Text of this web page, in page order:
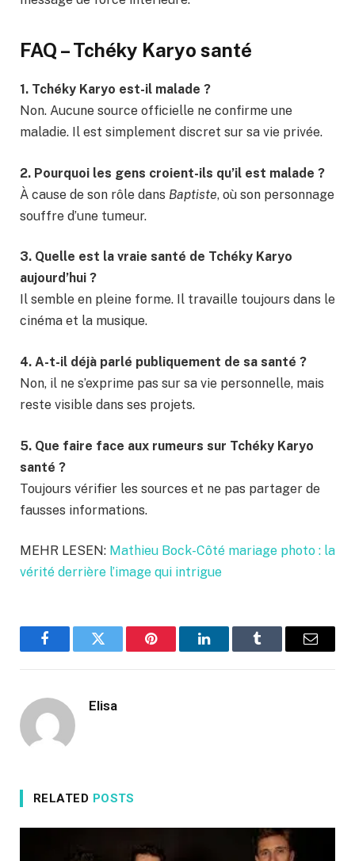
FAQ – Tchéky Karyo santé
1. Tchéky Karyo est-il malade ?
Non. Aucune source officielle ne confirme une
maladie. Il est simplement discret sur sa vie privée.
2. Pourquoi les gens croient-ils qu’il est malade ?
À cause de son rôle dans Baptiste, où son personnage
souffre d’une tumeur.
3. Quelle est la vraie santé de Tchéky Karyo
aujourd’hui ?
Il semble en pleine forme. Il travaille toujours dans le
cinéma et la musique.
4. A-t-il déjà parlé publiquement de sa santé ?
Non, il ne s’exprime pas sur sa vie personnelle, mais
reste visible dans ses projets.
5. Que faire face aux rumeurs sur Tchéky Karyo
santé ?
Toujours vérifier les sources et ne pas partager de
fausses informations.
MEHR LESEN: Mathieu Bock-Côté mariage photo : la
vérité derrière l’image qui intrigue
FacebookTwitter Pinterest LinkedInTumblr Email
Elisa
RELATED POSTS